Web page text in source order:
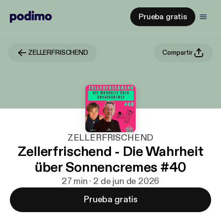
Prueba gratis
ZELLERFRISCHEND Compartir
ZELLERFRISCHEND
Zellerfrischend - Die Wahrheit
über Sonnencremes #40
27 min · 2 de jun de 2026
Prueba gratis